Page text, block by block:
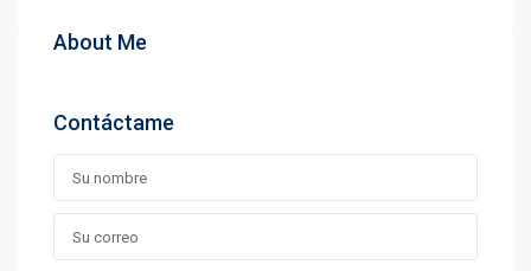
About Me
Contáctame